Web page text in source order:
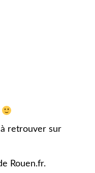
à retrouver sur
Rouen.fr.